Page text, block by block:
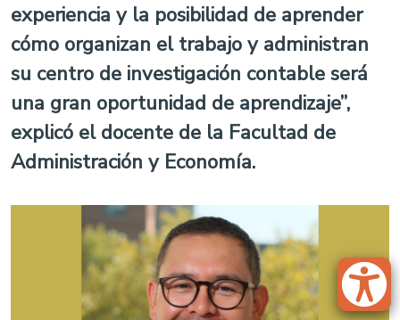
experiencia y la posibilidad de aprender
cómo organizan el trabajo y administran
su centro de investigación contable será
una gran oportunidad de aprendizaje”,
explicó el docente de la Facultad de
Administración y Economía.